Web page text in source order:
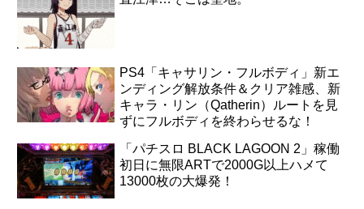
PS4「キャサリン・フルボディ」新エ
ンディング解放条件＆クリア雑感、新
キャラ・リン（Qatherin）ルートを見
ずにフルボディを終わらせるな！
「パチスロ BLACK LAGOON 2」稼働
初日に無限ARTで2000G以上ハメて
13000枚の大爆発！